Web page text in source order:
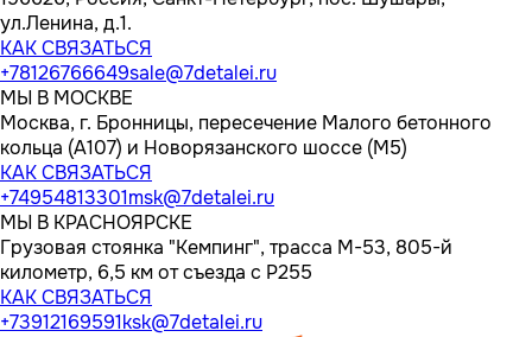
ул.Ленина, д.1.
КАК СВЯЗАТЬСЯ
+78126766649sale@7detalei.ru
МЫ В МОСКВЕ
Москва, г. Бронницы, пересечение Малого бетонного
кольца (А107) и Новорязанского шоссе (М5)
КАК СВЯЗАТЬСЯ
+74954813301msk@7detalei.ru
МЫ В КРАСНОЯРСКЕ
Грузовая стоянка "Кемпинг", трасса M-53, 805-й
километр, 6,5 км от съезда с Р255
КАК СВЯЗАТЬСЯ
+73912169591ksk@7detalei.ru